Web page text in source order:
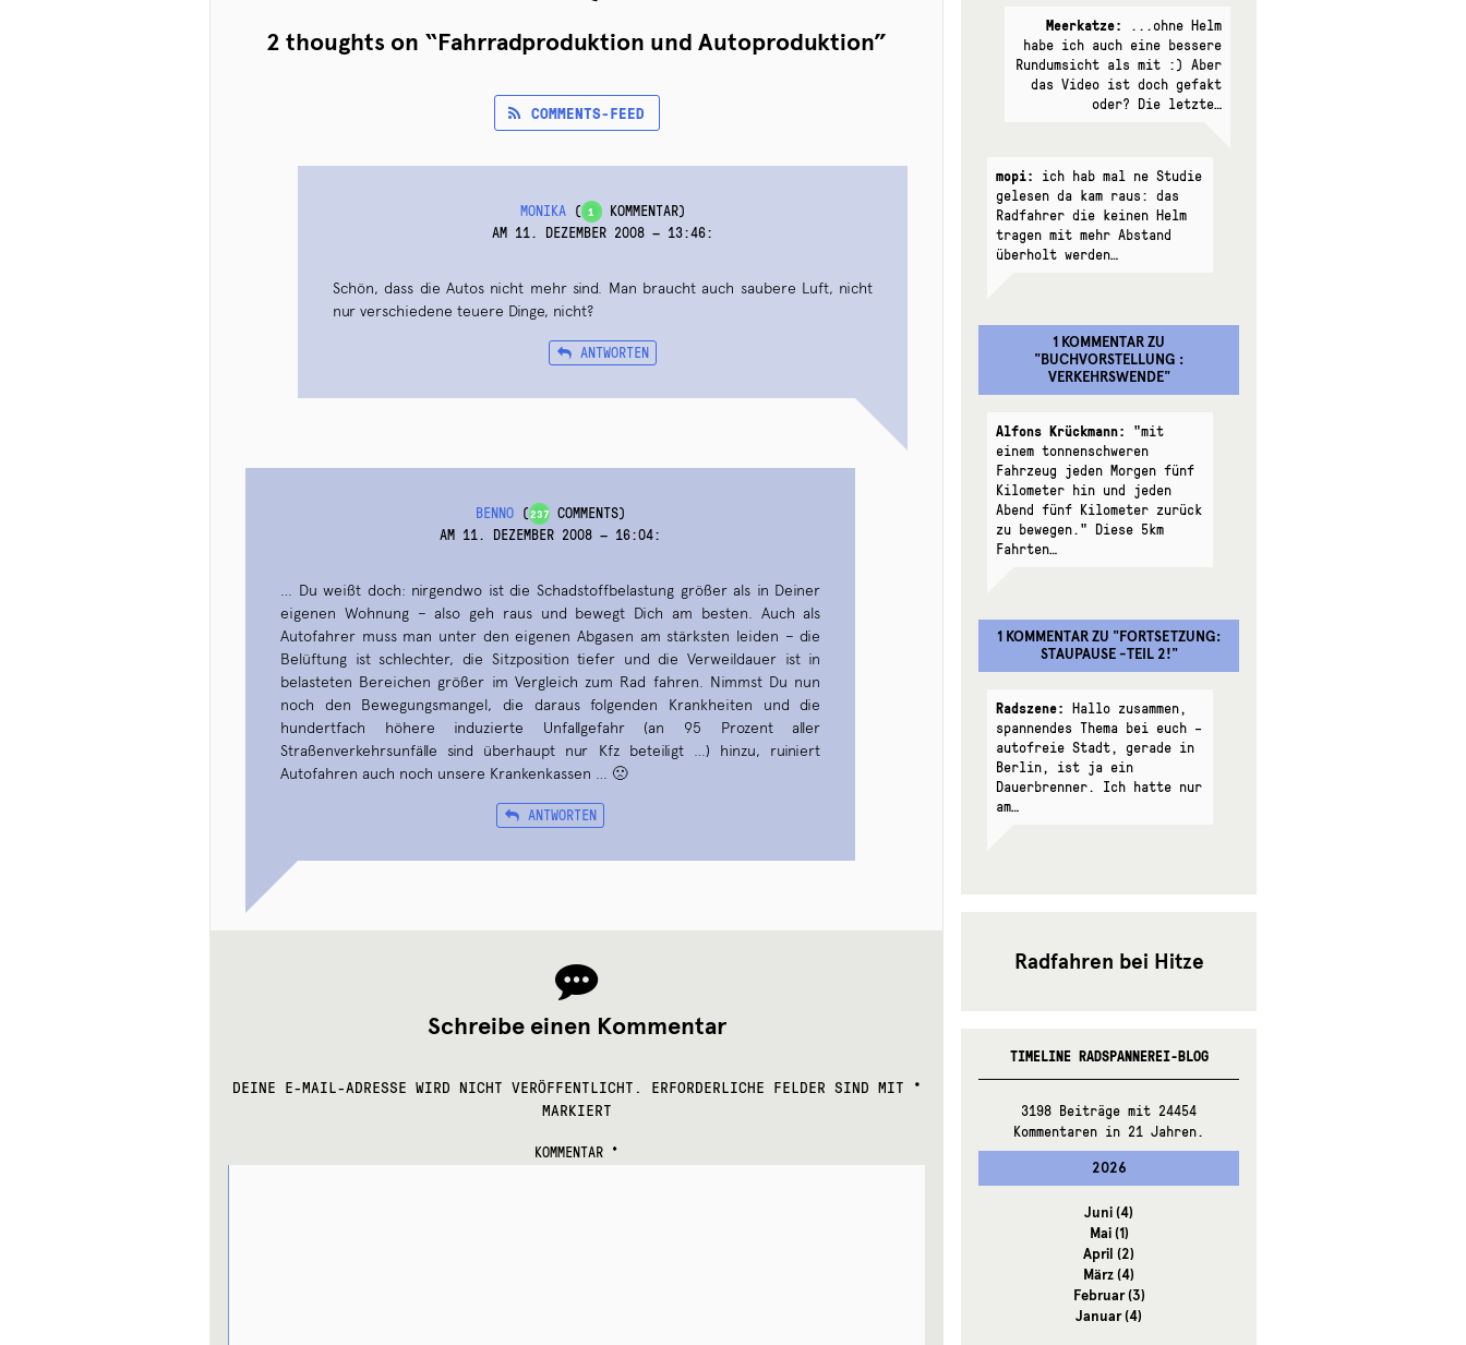
2 thoughts on “Fahrradproduktion und Autoproduktion”
COMMENTS-FEED
MONIKA ( 1 KOMMENTAR)
AM 11. DEZEMBER 2008 — 13:46:
Schön, dass die Autos nicht mehr sind. Man braucht auch saubere Luft, nicht
nur verschiedene teuere Dinge, nicht?
ANTWORTEN
BENNO (237COMMENTS)
AM 11. DEZEMBER 2008 — 16:04:
… Du weißt doch: nirgendwo ist die Schadstoffbelastung größer als in Deiner
eigenen Wohnung – also geh raus und bewegt Dich am besten. Auch als
Autofahrer muss man unter den eigenen Abgasen am stärksten leiden – die
Belüftung ist schlechter, die Sitzposition tiefer und die Verweildauer ist in
belasteten Bereichen größer im Vergleich zum Rad fahren. Nimmst Du nun
noch den Bewegungsmangel, die daraus folgenden Krankheiten und die
hundertfach höhere induzierte Unfallgefahr (an 95 Prozent aller
Straßenverkehrsunfälle sind überhaupt nur Kfz beteiligt …) hinzu, ruiniert
Autofahren auch noch unsere Krankenkassen … 🙁
ANTWORTEN
Schreibe einen Kommentar
DEINE E-MAIL-ADRESSE WIRD NICHT VERÖFFENTLICHT. ERFORDERLICHE FELDER SIND MIT *
MARKIERT
KOMMENTAR *
Meerkatze:
...ohne Helm
habe ich auch eine bessere
Rundumsicht als mit :) Aber
das Video ist doch gefakt
oder? Die letzte…
mopi: ich hab mal ne Studie
gelesen da kam raus: das
Radfahrer die keinen Helm
tragen mit mehr Abstand
überholt werden…
1 KOMMENTARZU
"BUCHVORSTELLUNG :
VERKEHRSWENDE"
Alfons Krückmann: "mit
einem tonnenschweren
Fahrzeug jeden Morgen fünf
Kilometer hin und jeden
Abend fünf Kilometer zurück
zu bewegen." Diese 5km
Fahrten…
1 KOMMENTARZU "FORTSETZUNG:
STAUPAUSE -TEIL 2!"
Radszene: Hallo zusammen,
spannendes Thema bei euch –
autofreie Stadt, gerade in
Berlin, ist ja ein
Dauerbrenner. Ich hatte nur
am…
Radfahren bei Hitze
TIMELINE RADSPANNEREI-BLOG
3198 Beiträge mit 24454
Kommentaren in 21 Jahren.
2026
Juni(4)
Mai(1)
April (2)
März(4)
Februar(3)
Januar(4)